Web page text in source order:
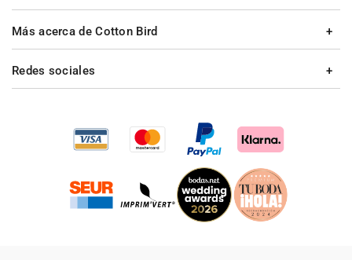
Más acerca de Cotton Bird
Redes sociales